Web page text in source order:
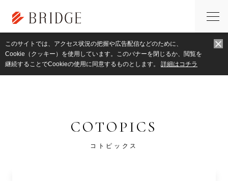
このサイトでは、アクセス状況の把握や広告配信などのために、
Cookie（クッキー）を使用しています。このバナーを閉じるか、閲覧を
継続することでCookieの使用に同意するものとします。 詳細はコチラ
トップページ コトピックス 対談：能楽 幸流 小鼓方 曽和尚靖 × 当社
COTOPICS
コトピックス